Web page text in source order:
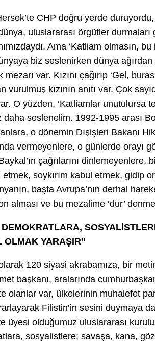
CHP doğru yerde
uluslararası örgütler
Ama ‘Katliam olmasın,
biz seslenirken dünya
var. Kızını çağırıp ‘Gel,
vurulmuş kızının anıtı var. Çok
O yüzden, ‘Katliamlar unutulursa
seslenelim. 1992-1995 arası
o dönemin Dışişleri Bakanı
vermeyenlere, o günlerde orayı
çağrılarını
soykırım kabul etmek, gidip
başta Avrupa’nın derhal
alması ve bu mezalime ‘dur’
OLMAK YARAŞIR”
120 siyasi akrabamıza, bir
başkanı, aralarında
olanlar var, ülkelerinin muhalefet
Filistin’in sesini duymaya
üyesi olduğumuz uluslararası
sosyalistlere; savaşa, kana,